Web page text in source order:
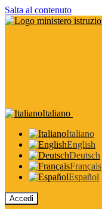
Salta al contenuto
Italiano
Italiano
English
Deutsch
Français
Español
Accedi